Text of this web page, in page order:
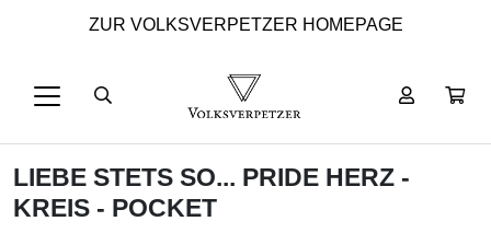
ZUR VOLKSVERPETZER HOMEPAGE
LIEBE STETS SO... PRIDE HERZ -
KREIS - POCKET